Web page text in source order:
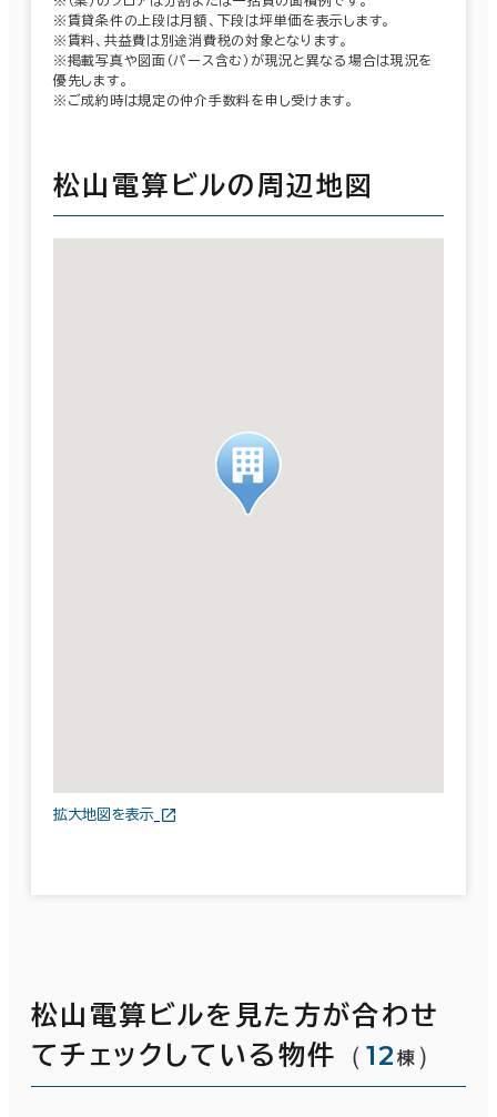
※賃貸条件の上段は月額、下段は坪単価を表示します。
※賃料、共益費は別途消費税の対象となります。
※掲載写真や図面（パース含む）が現況と異なる場合は現況を
優先します。
※ご成約時は規定の仲介手数料を申し受けます。
松山電算ビルの周辺地図
拡大地図を表示
松山電算ビルを見た方が合わせ
てチェックしている物件
（ 12 棟 ）